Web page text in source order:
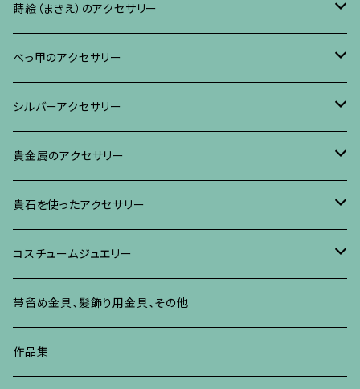
リング
ブレスレット・バングル、その他
ネックレス、ペンダント
ブレスレット、その他
イヤリング・ピアス
ネックレス、ペンダント
リング
ブレスレット、その他
ブローチ
イヤリング・ピアス
ネックレス、ペンダント
リング
ブレスレット、その他
蒔絵（まきえ）のアクセサリー
べっ甲に蒔絵のアクセサリー
ブローチ
イヤリング・ピアス
真珠に蒔絵のアクセサリー
ブローチ
イヤリング、ピアス
水晶に蒔絵のアクセサリー
ブローチ
イヤリング、ピアス
朴の木やポプラに蒔絵のアクセサリー
ブローチ
イヤリング・ピアス
その他の蒔絵のアクセサリー
べっ甲のアクセサリー
ブローチ
イヤリング、ピアス
ネックレス、ペンダント
リング
ブレスレット、バングル、その他
シルバーアクセサリー
ブローチ
イヤリング、ピアス
ネックレス、ペンダント
リング
ブレスレット、バングル、その他
貴金属のアクセサリー
ブローチ
イヤリング、ピアス
ネックレス、ペンダント
ブレスレット、その他
貴石を使ったアクセサリー
ブローチ
イヤリング、ピアス
ネックレス、ペンダント
コスチュームジュエリー
ブローチ
イヤリング、ピアス
帯留め金具、髪飾り用金具、その他
作品集